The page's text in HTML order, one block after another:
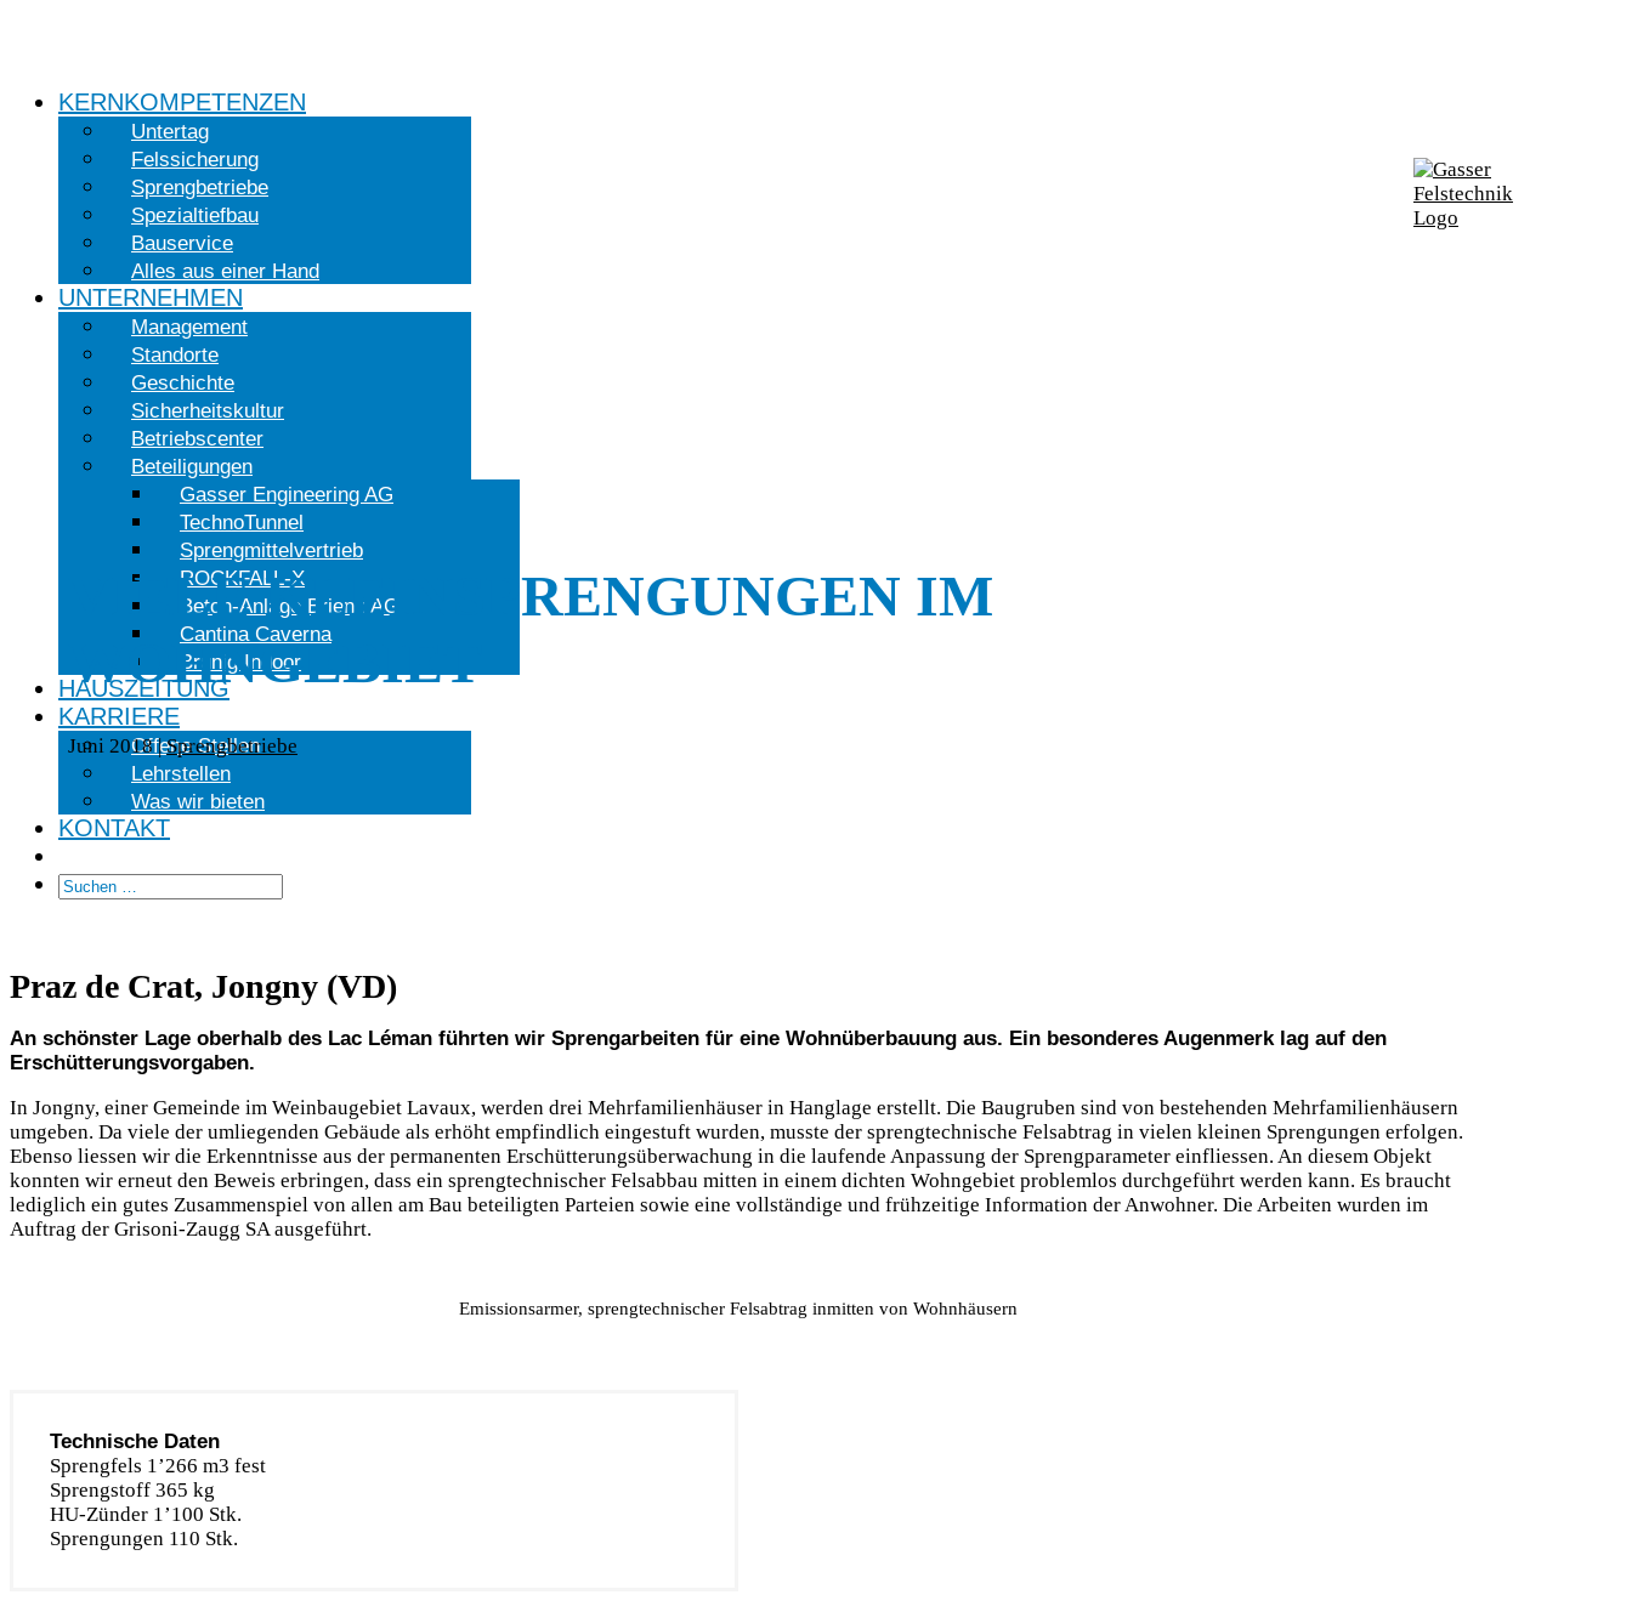
KERNKOMPETENZEN
Untertag
Felssicherung
Sprengbetriebe
Spezialtiefbau
Bauservice
Alles aus einer Hand
UNTERNEHMEN
Management
Standorte
Geschichte
Sicherheitskultur
Betriebscenter
Beteiligungen
Gasser Engineering AG
TechnoTunnel
Sprengmittelvertrieb
ROCKFALL-X
Beton-Anlage Brienz AG
Cantina Caverna
Brünig Indoor
HAUSZEITUNG
KARRIERE
Offene Stellen
Lehrstellen
Was wir bieten
KONTAKT
VIELE KLEINSPRENGUNGEN IM
WOHNGEBIET
Juni 2018|Sprengbetriebe
Praz de Crat, Jongny (VD)
An schönster Lage oberhalb des Lac Léman führten wir Sprengarbeiten für eine Wohnüberbauung aus. Ein besonderes Augenmerk lag auf den
Erschütterungsvorgaben.
In Jongny, einer Gemeinde im Weinbaugebiet Lavaux, werden drei Mehrfamilienhäuser in Hanglage erstellt. Die Baugruben sind von bestehenden Mehrfamilienhäusern
umgeben. Da viele der umliegenden Gebäude als erhöht empfindlich eingestuft wurden, musste der sprengtechnische Felsabtrag in vielen kleinen Sprengungen erfolgen.
Ebenso liessen wir die Erkenntnisse aus der permanenten Erschütterungsüberwachung in die laufende Anpassung der Sprengparameter einfliessen. An diesem Objekt
konnten wir erneut den Beweis erbringen, dass ein sprengtechnischer Felsabbau mitten in einem dichten Wohngebiet problemlos durchgeführt werden kann. Es braucht
lediglich ein gutes Zusammenspiel von allen am Bau beteiligten Parteien sowie eine vollständige und frühzeitige Information der Anwohner. Die Arbeiten wurden im
Auftrag der Grisoni-Zaugg SA ausgeführt.
Emissionsarmer, sprengtechnischer Felsabtrag inmitten von Wohnhäusern
Technische Daten
Sprengfels 1’266 m3 fest
Sprengstoff 365 kg
HU-Zünder 1’100 Stk.
Sprengungen 110 Stk.